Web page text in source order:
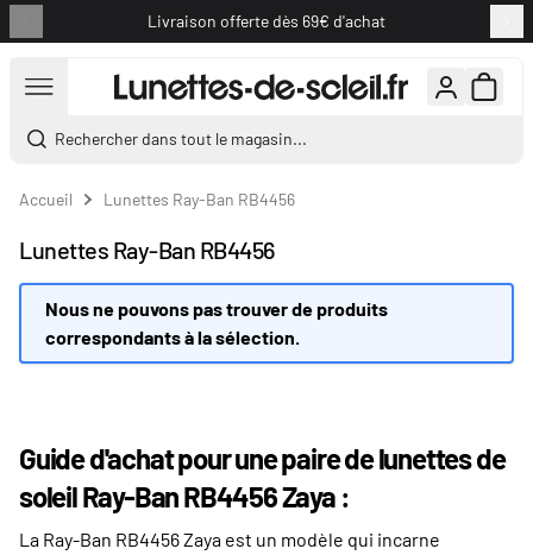
Livraison offerte dès 69€ d'achat
Rechercher dans tout le magasin...
Accueil Lunettes Ray-Ban RB4456
Lunettes Ray-Ban RB4456
Nous ne pouvons pas trouver de produits
correspondants à la sélection.
Guide d'achat pour une paire de lunettes de
soleil Ray-Ban RB4456 Zaya :
La Ray-Ban RB4456 Zaya est un modèle qui incarne